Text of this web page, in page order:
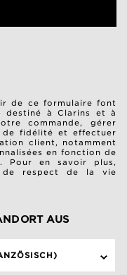
de ce formulaire font
destiné à Clarins et à
commande, gérer
de fidélité et effectuer
client, notamment
en fonction de
Pour en savoir plus,
de respect de la vie
AUS